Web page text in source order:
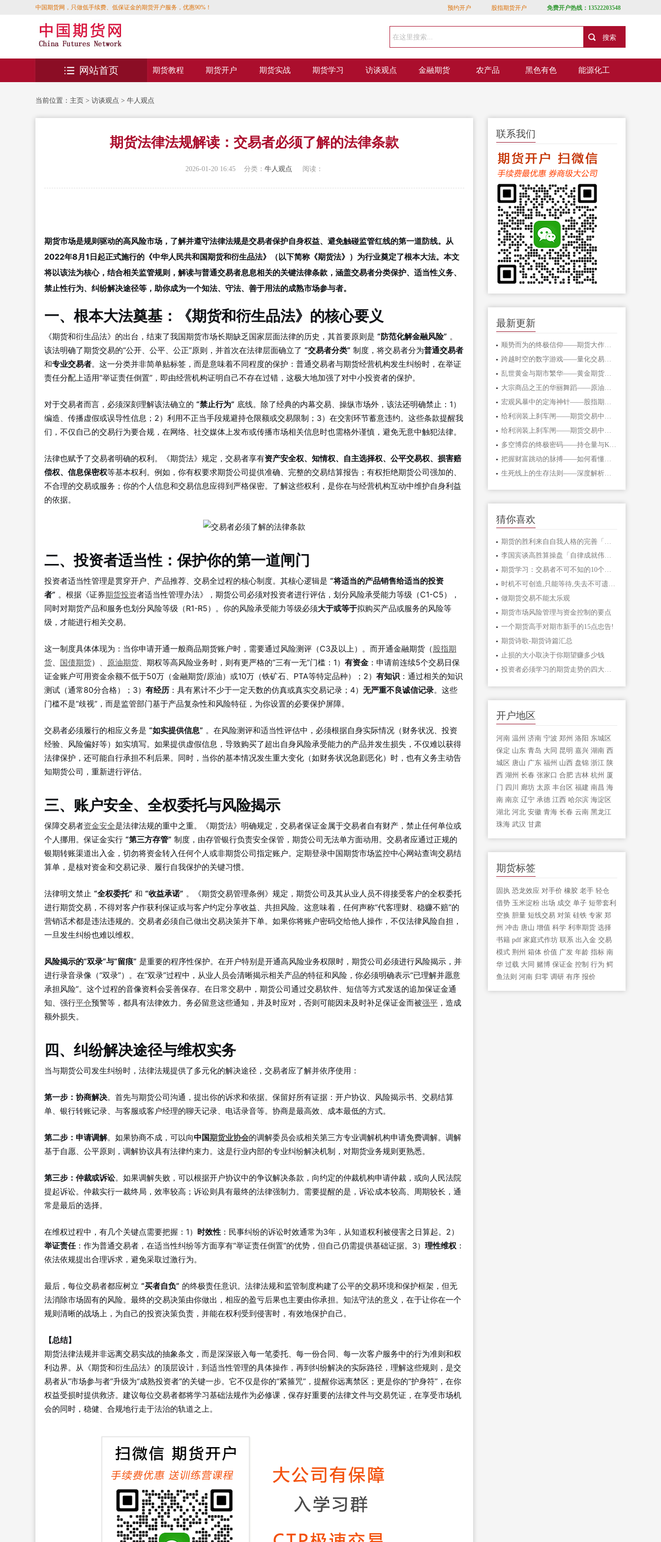
中国期货网，只做低手续费、低保证金的期货开户服务，优惠90%！ 预约开户 股指期货开户 免费开户热线：13522203548
期货教程 期货开户 期货实战 期货学习 访谈观点 金融期货 农产品 黑色有色 能源化工
网站首页
当前位置： 主页 > 访谈观点 > 牛人观点
期货法律法规解读：交易者必须了解的法律条款
2026-01-20 16:45 分类： 牛人观点 阅读：
期货市场是规则驱动的高风险市场，了解并遵守法律法规是交易者保护自身权益、避免触碰监管红线的第一道防线。从
2022年8月1日起正式施行的《中华人民共和国期货和衍生品法》（以下简称《期货法》）为行业奠定了根本大法。本文
将以该法为核心，结合相关监管规则，解读与普通交易者息息相关的关键法律条款，涵盖交易者分类保护、适当性义务、
禁止性行为、纠纷解决途径等，助你成为一个知法、守法、善于用法的成熟市场参与者。
一、根本大法奠基：《期货和衍生品法》的核心要义
《期货和衍生品法》的出台，结束了我国期货市场长期缺乏国家层面法律的历史，其首要原则是 “防范化解金融风险” 。
该法明确了期货交易的“公开、公平、公正”原则，并首次在法律层面确立了 “交易者分类” 制度，将交易者分为普通交易者
和专业交易者。这一分类并非简单贴标签，而是意味着不同程度的保护：普通交易者与期货经营机构发生纠纷时，在举证
责任分配上适用“举证责任倒置”，即由经营机构证明自己不存在过错，这极大地加强了对中小投资者的保护。
对于交易者而言，必须深刻理解该法确立的 “禁止行为” 底线。除了经典的内幕交易、操纵市场外，该法还明确禁止：1）
编造、传播虚假或误导性信息；2）利用不正当手段规避持仓限额或交易限制；3）在交割环节蓄意违约。这些条款提醒我
们，不仅自己的交易行为要合规，在网络、社交媒体上发布或传播市场相关信息时也需格外谨慎，避免无意中触犯法律。
法律也赋予了交易者明确的权利。《期货法》规定，交易者享有资产安全权、知情权、自主选择权、公平交易权、损害赔
偿权、信息保密权等基本权利。例如，你有权要求期货公司提供准确、完整的交易结算报告；有权拒绝期货公司强加的、
不合理的交易或服务；你的个人信息和交易信息应得到严格保密。了解这些权利，是你在与经营机构互动中维护自身利益
的依据。
二、投资者适当性：保护你的第一道闸门
投资者适当性管理是贯穿开户、产品推荐、交易全过程的核心制度。其核心逻辑是 “将适当的产品销售给适当的投资
者” 。根据《证券期货投资者适当性管理办法》，期货公司必须对投资者进行评估，划分风险承受能力等级（C1-C5），
同时对期货产品和服务也划分风险等级（R1-R5）。你的风险承受能力等级必须大于或等于拟购买产品或服务的风险等
级，才能进行相关交易。
这一制度具体体现为：当你申请开通一般商品期货账户时，需要通过风险测评（C3及以上）。而开通金融期货（股指期
货、 国债期货）、 原油期货、期权等高风险业务时，则有更严格的“三有一无”门槛：1） 有资金：申请前连续5个交易日保
证金账户可用资金余额不低于50万（金融期货/原油）或10万（铁矿石、PTA等特定品种）；2） 有知识：通过相关的知识
测试（通常80分合格）；3） 有经历：具有累计不少于一定天数的仿真或真实交易记录；4） 无严重不良诚信记录。这些
门槛不是“歧视”，而是监管部门基于产品复杂性和风险特征，为你设置的必要保护屏障。
交易者必须履行的相应义务是 “如实提供信息” 。在风险测评和适当性评估中，必须根据自身实际情况（财务状况、投资
经验、风险偏好等）如实填写。如果提供虚假信息，导致购买了超出自身风险承受能力的产品并发生损失，不仅难以获得
法律保护，还可能自行承担不利后果。同时，当你的基本情况发生重大变化（如财务状况急剧恶化）时，也有义务主动告
知期货公司，重新进行评估。
三、账户安全、全权委托与风险揭示
保障交易者资金安全是法律法规的重中之重。《期货法》明确规定，交易者保证金属于交易者自有财产，禁止任何单位或
个人挪用。保证金实行 “第三方存管” 制度，由存管银行负责安全保管，期货公司无法单方面动用。交易者应通过正规的
银期转账渠道出入金，切勿将资金转入任何个人或非期货公司指定账户。定期登录中国期货市场监控中心网站查询交易结
算单，是核对资金和交易记录、履行自我保护的关键习惯。
法律明文禁止 “全权委托” 和 “收益承诺” 。《期货交易管理条例》规定，期货公司及其从业人员不得接受客户的全权委托
进行期货交易，不得对客户作获利保证或与客户约定分享收益、共担风险。这意味着，任何声称“代客理财、稳赚不赔”的
营销话术都是违法违规的。交易者必须自己做出交易决策并下单。如果你将账户密码交给他人操作，不仅法律风险自担，
一旦发生纠纷也难以维权。
风险揭示的“双录”与“留痕” 是重要的程序性保护。在开户特别是开通高风险业务权限时，期货公司必须进行风险揭示，并
进行录音录像（“双录”）。在“双录”过程中，从业人员会清晰揭示相关产品的特征和风险，你必须明确表示“已理解并愿意
承担风险”。这个过程的音像资料会妥善保存。在日常交易中，期货公司通过交易软件、短信等方式发送的追加保证金通
知、强行平仓预警等，都具有法律效力。务必留意这些通知，并及时应对，否则可能因未及时补足保证金而被强平，造成
额外损失。
四、纠纷解决途径与维权实务
当与期货公司发生纠纷时，法律法规提供了多元化的解决途径，交易者应了解并依序使用：
第一步：协商解决。首先与期货公司沟通，提出你的诉求和依据。保留好所有证据：开户协议、风险揭示书、交易结算
单、银行转账记录、与客服或客户经理的聊天记录、电话录音等。协商是最高效、成本最低的方式。
第二步：申请调解。如果协商不成，可以向中国期货业协会的调解委员会或相关第三方专业调解机构申请免费调解。调解
基于自愿、公平原则，调解协议具有法律约束力。这是行业内部的专业纠纷解决机制，对期货业务规则更熟悉。
第三步：仲裁或诉讼。如果调解失败，可以根据开户协议中的争议解决条款，向约定的仲裁机构申请仲裁，或向人民法院
提起诉讼。仲裁实行一裁终局，效率较高；诉讼则具有最终的法律强制力。需要提醒的是，诉讼成本较高、周期较长，通
常是最后的选择。
在维权过程中，有几个关键点需要把握：1） 时效性：民事纠纷的诉讼时效通常为3年，从知道权利被侵害之日算起。2）
举证责任：作为普通交易者，在适当性纠纷等方面享有“举证责任倒置”的优势，但自己仍需提供基础证据。3） 理性维权：
依法依规提出合理诉求，避免采取过激行为。
最后，每位交易者都应树立 “买者自负” 的终极责任意识。法律法规和监管制度构建了公平的交易环境和保护框架，但无
法消除市场固有的风险。最终的交易决策由你做出，相应的盈亏后果也主要由你承担。知法守法的意义，在于让你在一个
规则清晰的战场上，为自己的投资决策负责，并能在权利受到侵害时，有效地保护自己。
【总结】
期货法律法规并非远离交易实战的抽象条文，而是深深嵌入每一笔委托、每一份合同、每一次客户服务中的行为准则和权
利边界。从《期货和衍生品法》的顶层设计，到适当性管理的具体操作，再到纠纷解决的实际路径，理解这些规则，是交
易者从“市场参与者”升级为“成熟投资者”的关键一步。它不仅是你的“紧箍咒”，提醒你远离禁区；更是你的“护身符”，在你
权益受损时提供救济。建议每位交易者都将学习基础法规作为必修课，保存好重要的法律文件与交易凭证，在享受市场机
会的同时，稳健、合规地行走于法治的轨道之上。
联系我们
最新更新
顺势而为的终极信仰——期货大作手的修
跨越时空的数字游戏——量化交易在期货
乱世黄金与期市繁华——黄金期货的避险
大宗商品之王的华丽舞蹈——原油期货的
宏观风暴中的定海神针——股指期货的对
给利润装上刹车闸——期货交易中不可逾
把握财富跳动的脉搏——如何看懂期货主
生死线上的生存法则——深度解析期货爆
猜你喜欢
李国宾谈高胜算操盘「自律成就伟大」
期货学习：​交易者不可不知的10个关键
时机不可创造,只能等待,失去不可遗憾!
做期货交易不能太乐观
期货市场风险管理与资金控制的要点
一个期货高手对期市新手的15点忠告!
期货诗歌-期货诗篇汇总
止损的大小取决于你期望赚多少钱
开户地区
河南 温州 济南 宁波 郑州 洛阳 东城区
保定 山东 青岛 大同 昆明 嘉兴 湖南 西
城区 唐山 广东 福州 山西 盘锦 浙江 陕
西 湖州 长春 张家口 合肥 吉林 杭州 厦
门 四川 廊坊 太原 丰台区 福建 南昌 海
南 南京 辽宁 承德 江西 哈尔滨 海淀区
湖北 河北 安徽 青海 长春 云南 黑龙江
珠海 武汉 甘肃
期货标签
固执 恐龙效应 对手价 橡胶 老手 轻仓
借势 玉米淀粉 出场 成交 单子 短带套利
空换 胆量 短线交易 对策 硅铁 专家 郑
州 冲击 唐山 增值 科学 利率期货 选择
书籍 pdf 家庭式作坊 联系 出入金 交易
模式 荆州 箱体 价值 广发 年龄 指标 南
华 过载 大同 赌博 保证金 控制 行为 鳄
鱼法则 河南 归零 调研 有序 报价